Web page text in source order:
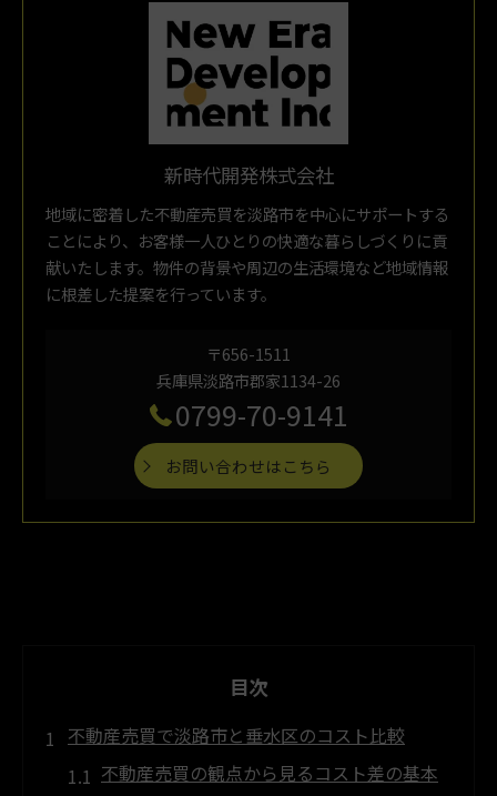
新時代開発株式会社
地域に密着した不動産売買を淡路市を中心にサポートする
ことにより、お客様一人ひとりの快適な暮らしづくりに貢
献いたします。物件の背景や周辺の生活環境など地域情報
に根差した提案を行っています。
〒656-1511
兵庫県淡路市郡家1134-26
0799-70-9141
お問い合わせはこちら
目次
不動産売買で淡路市と垂水区のコスト比較
不動産売買の観点から見るコスト差の基本